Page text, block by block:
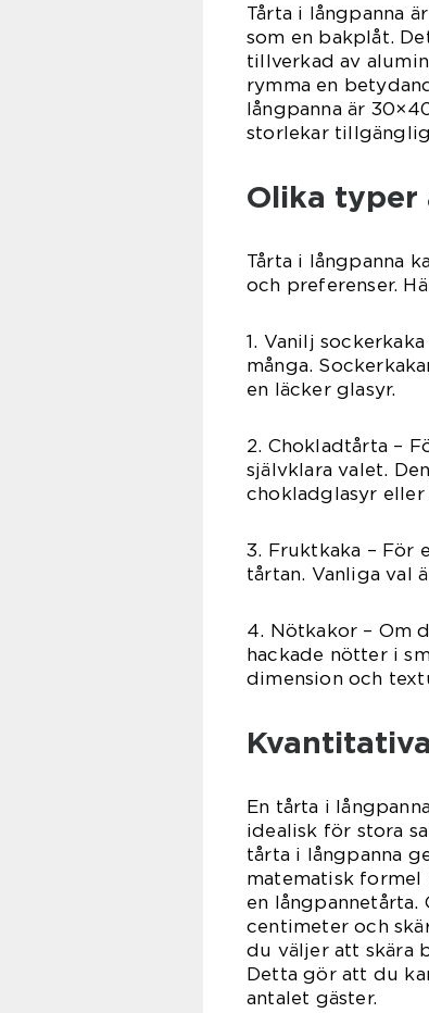
Tårta i långpanna
som en bakplåt.
tillverkad av
rymma en
långpanna är
storlekar
Olika typer
Tårta i långpanna
och preferenser.
1. Vanilj
många.
en läcker glasyr.
2. Chokladtårta –
självklara valet.
chokladglasyr eller
3. Fruktkaka – För
tårtan. Vanliga val
4. Nötkakor – Om
hackade nötter i
dimension och
En tårta i
idealisk för stora
tårta i långpanna
matematisk formel
en
centimeter och
du väljer att skära
Detta gör att du
antalet gäster.